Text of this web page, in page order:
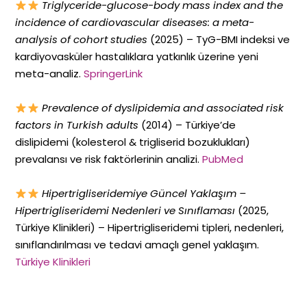
Triglyceride-glucose-body mass index and the
incidence of cardiovascular diseases: a meta-
analysis of cohort studies (2025) – TyG-BMI indeksi ve
kardiyovasküler hastalıklara yatkınlık üzerine yeni
meta-analiz.SpringerLink
Prevalence of dyslipidemia and associated risk
factors in Turkish adults (2014) – Türkiye’de
dislipidemi (kolesterol & trigliserid bozuklukları)
prevalansı ve risk faktörlerinin analizi.PubMed
Hipertrigliseridemiye Güncel Yaklaşım –
Hipertrigliseridemi Nedenleri ve Sınıflaması (2025,
Türkiye Klinikleri) – Hipertrigliseridemi tipleri, nedenleri,
sınıflandırılması ve tedavi amaçlı genel yaklaşım.
Türkiye Klinikleri